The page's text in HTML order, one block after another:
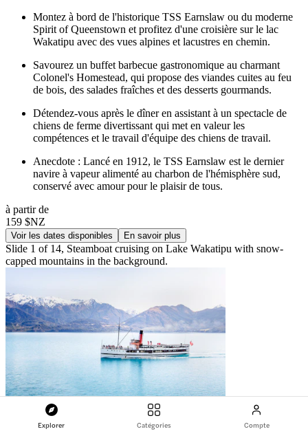
Explorer Catégories Compte
Montez à bord de l'historique TSS Earnslaw ou du moderne
Spirit of Queenstown et profitez d'une croisière sur le lac
Wakatipu avec des vues alpines et lacustres en chemin.
Savourez un buffet barbecue gastronomique au charmant
Colonel's Homestead, qui propose des viandes cuites au feu
de bois, des salades fraîches et des desserts gourmands.
Détendez-vous après le dîner en assistant à un spectacle de
chiens de ferme divertissant qui met en valeur les
compétences et le travail d'équipe des chiens de travail.
Anecdote : Lancé en 1912, le TSS Earnslaw est le dernier
navire à vapeur alimenté au charbon de l'hémisphère sud,
conservé avec amour pour le plaisir de tous.
à partir de
159 $NZ
Voir les dates disponibles En savoir plus
Slide 1 of 14, Steamboat cruising on Lake Wakatipu with snow-
capped mountains in the background.